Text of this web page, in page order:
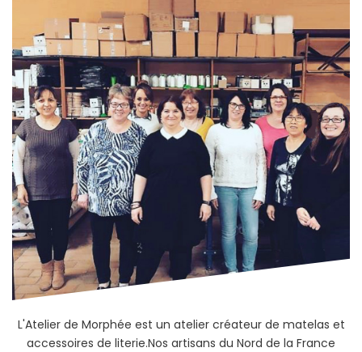
L'Atelier de Morphée est un atelier créateur de matelas et
accessoires de literie.Nos artisans du Nord de la France